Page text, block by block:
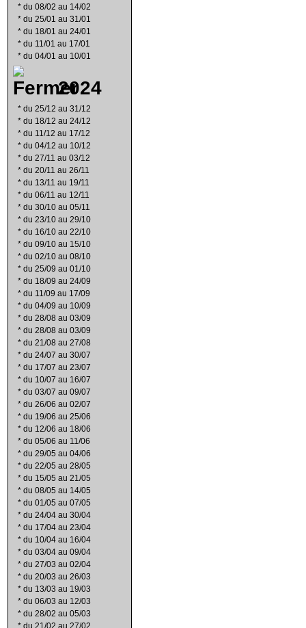
* du 08/02 au 14/02
* du 25/01 au 31/01
* du 18/01 au 24/01
* du 11/01 au 17/01
* du 04/01 au 10/01
2024
* du 25/12 au 31/12
* du 18/12 au 24/12
* du 11/12 au 17/12
* du 04/12 au 10/12
* du 27/11 au 03/12
* du 20/11 au 26/11
* du 13/11 au 19/11
* du 06/11 au 12/11
* du 30/10 au 05/11
* du 23/10 au 29/10
* du 16/10 au 22/10
* du 09/10 au 15/10
* du 02/10 au 08/10
* du 25/09 au 01/10
* du 18/09 au 24/09
* du 11/09 au 17/09
* du 04/09 au 10/09
* du 28/08 au 03/09
* du 28/08 au 03/09
* du 21/08 au 27/08
* du 24/07 au 30/07
* du 17/07 au 23/07
* du 10/07 au 16/07
* du 03/07 au 09/07
* du 26/06 au 02/07
* du 19/06 au 25/06
* du 12/06 au 18/06
* du 05/06 au 11/06
* du 29/05 au 04/06
* du 22/05 au 28/05
* du 15/05 au 21/05
* du 08/05 au 14/05
* du 01/05 au 07/05
* du 24/04 au 30/04
* du 17/04 au 23/04
* du 10/04 au 16/04
* du 03/04 au 09/04
* du 27/03 au 02/04
* du 20/03 au 26/03
* du 13/03 au 19/03
* du 06/03 au 12/03
* du 28/02 au 05/03
* du 21/02 au 27/02